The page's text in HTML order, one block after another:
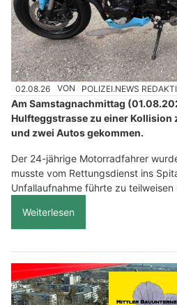
02.08.26 VON POLIZEI.NEWS
Am Samstagnachmittag
Hulfteggstrasse zu einer Kollision
und zwei Autos gekommen.
Der 24-jährige Motorradfahrer
musste vom Rettungsdienst ins
Unfallaufnahme führte zu
Weiterlesen